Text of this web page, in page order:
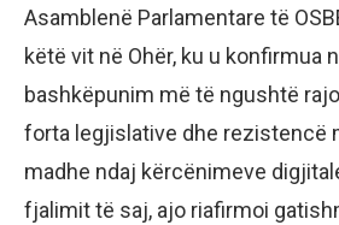
Asamblenë Parlamentare të
këtë vit në Ohër, ku u konfirmua
bashkëpunim më të ngushtë
forta legjislative dhe rezistencë
madhe ndaj kërcënimeve
fjalimit të saj, ajo riafirmoi